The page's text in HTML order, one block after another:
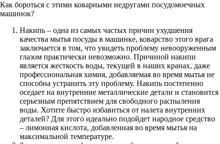
Как бороться с этими коварными недругами посудомоечных
машинок?
Накипь – одна из самых частых причин ухудшения
качества мытья посуды в машинке, коварство этого врага
заключается в том, что увидеть проблему невооруженным
глазом практически невозможно. Причиной накипи
является жесткость воды, текущей в наших кранах, даже
профессиональная химия, добавляемая во время мытья не
способна устранить эту проблему. Накипь постепенно
оседает на внутренние металлические детали и становится
серьезным препятствием для свободного распыления
воды. Хотите быстро избавиться от налета внутренних
деталей? Для этого идеально подойдет народное средство
– лимонная кислота, добавленная во время мытья на
максимальной температуре.